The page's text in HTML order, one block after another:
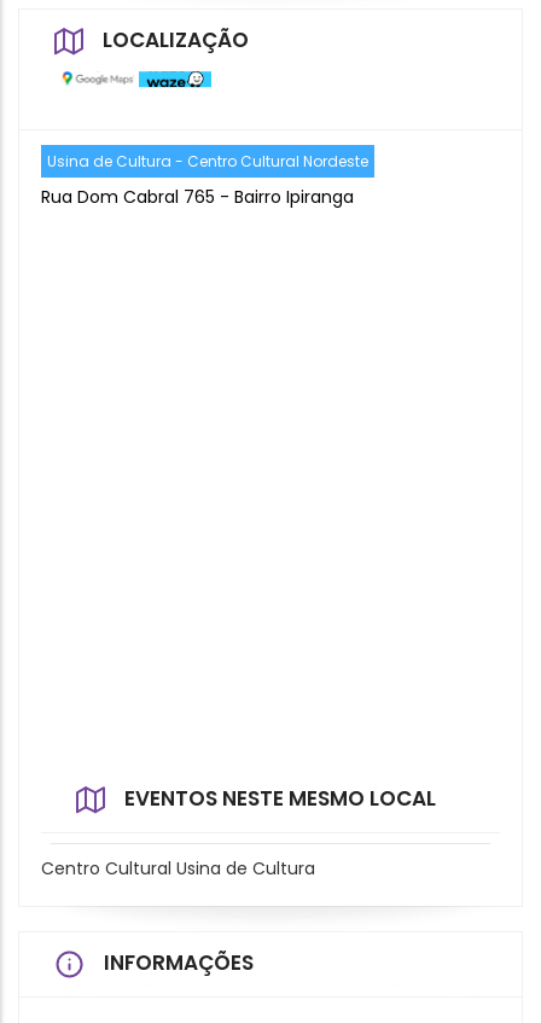
LOCALIZAÇÃO
Usina de Cultura - Centro Cultural Nordeste
Rua Dom Cabral 765 - Bairro Ipiranga
EVENTOS NESTE MESMO LOCAL
Centro Cultural Usina de Cultura
INFORMAÇÕES